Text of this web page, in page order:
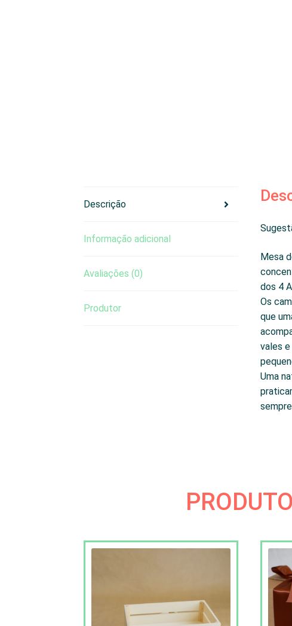
Descrição
Informação adicional
Avaliações (0)
Produtor
Mesa
dos 4
Os
que
vales
Uma